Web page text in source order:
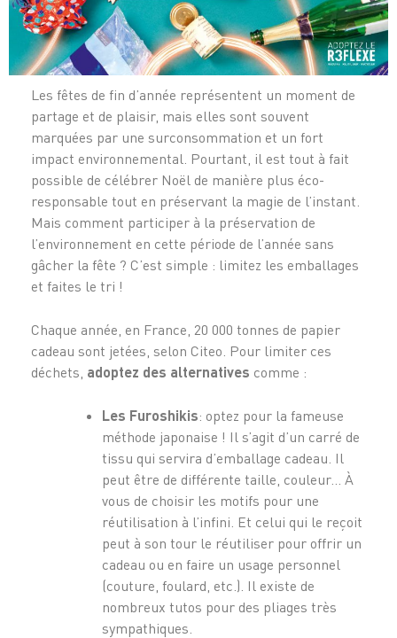
Les fêtes de fin d’année représentent un moment de
partage et de plaisir, mais elles sont souvent
marquées par une surconsommation et un fort
impact environnemental. Pourtant, il est tout à fait
possible de célébrer Noël de manière plus éco-
responsable tout en préservant la magie de l’instant.
Mais comment participer à la préservation de
l’environnement en cette période de l’année sans
gâcher la fête ? C’est simple : limitez les emballages
et faites le tri !
Chaque année, en France, 20 000 tonnes de papier
cadeau sont jetées, selon Citeo. Pour limiter ces
déchets, adoptez des alternatives comme :
Les Furoshikis: optez pour la fameuse
méthode japonaise ! Il s’agit d’un carré de
tissu qui servira d’emballage cadeau. Il
peut être de différente taille, couleur… À
vous de choisir les motifs pour une
réutilisation à l’infini. Et celui qui le reçoit
peut à son tour le réutiliser pour offrir un
cadeau ou en faire un usage personnel
(couture, foulard, etc.). Il existe de
nombreux tutos pour des pliages très
sympathiques.